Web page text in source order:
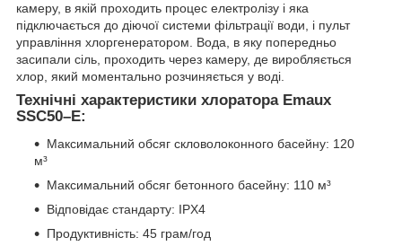
камеру, в якій проходить процес електролізу і яка
підключається до діючої системи фільтрації води, і пульт
управління хлоргенератором. Вода, в яку попередньо
засипали сіль, проходить через камеру, де виробляється
хлор, який моментально розчиняється у воді.
Технічні характеристики хлоратора Emaux
SSC50–E:
Максимальний обсяг скловолоконного басейну: 120
м³
Максимальний обсяг бетонного басейну: 110 м³
Відповідає стандарту: IPX4
Продуктивність: 45 грам/год